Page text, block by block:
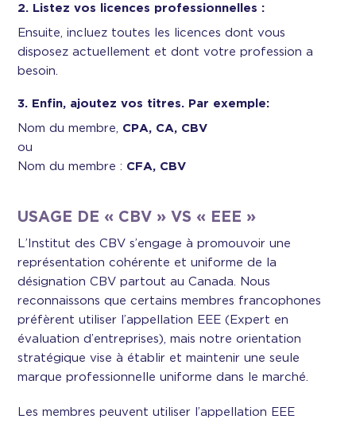
2. Listez vos licences professionnelles :
Ensuite, incluez toutes les licences dont vous
disposez actuellement et dont votre profession a
besoin.
3. Enfin, ajoutez vos titres. Par exemple:
Nom du membre, CPA, CA, CBV
ou
Nom du membre : CFA, CBV
USAGE DE « CBV » VS « EEE »
L’Institut des CBV s’engage à promouvoir une
représentation cohérente et uniforme de la
désignation CBV partout au Canada. Nous
reconnaissons que certains membres francophones
préfèrent utiliser l’appellation EEE (Expert en
évaluation d’entreprises), mais notre orientation
stratégique vise à établir et maintenir une seule
marque professionnelle uniforme dans le marché.
Les membres peuvent utiliser l’appellation EEE